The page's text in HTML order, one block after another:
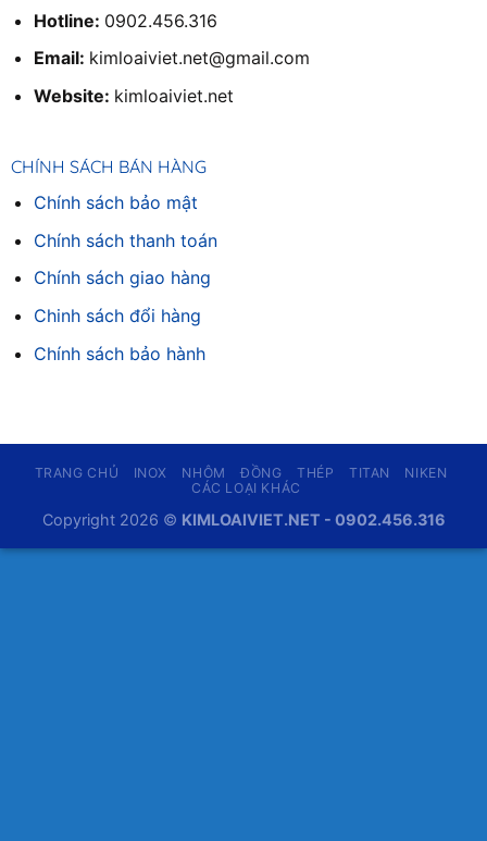
Hotline: 0902.456.316
Email: kimloaiviet.net@gmail.com
Website: kimloaiviet.net
CHÍNH SÁCH BÁN HÀNG
Chính sách bảo mật
Chính sách thanh toán
Chính sách giao hàng
Chinh sách đổi hàng
Chính sách bảo hành
TRANG CHỦ INOX NHÔM ĐỒNG THÉP TITAN
NIKEN
CÁC LOẠI KHÁC
Copyright 2026 © KIMLOAIVIET.NET - 0902.456.316